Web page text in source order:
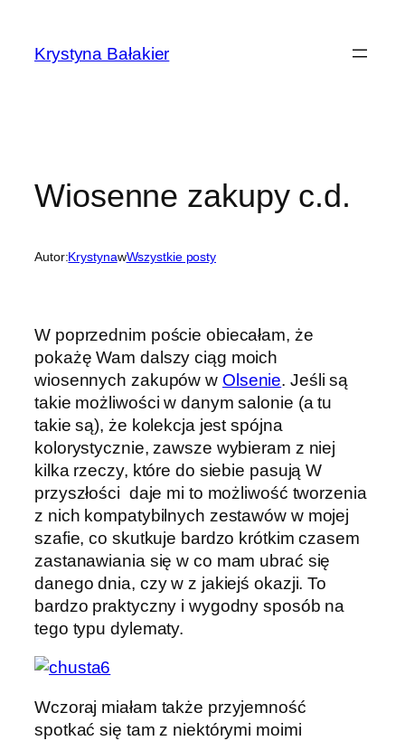
treściKrystyna Bałakier
Wiosenne zakupy c.d.
Autor:KrystynawWszystkie posty
W poprzednim poście obiecałam, że
pokażę Wam dalszy ciąg moich
wiosennych zakupów w Olsenie. Jeśli są
takie możliwości w danym salonie (a tu
takie są), że kolekcja jest spójna
kolorystycznie, zawsze wybieram z niej
kilka rzeczy, które do siebie pasują W
przyszłości daje mi to możliwość tworzenia
z nich kompatybilnych zestawów w mojej
szafie, co skutkuje bardzo krótkim czasem
zastanawiania się w co mam ubrać się
danego dnia, czy w z jakiejś okazji. To
bardzo praktyczny i wygodny sposób na
tego typu dylematy.
Wczoraj miałam także przyjemność
spotkać się tam z niektórymi moimi